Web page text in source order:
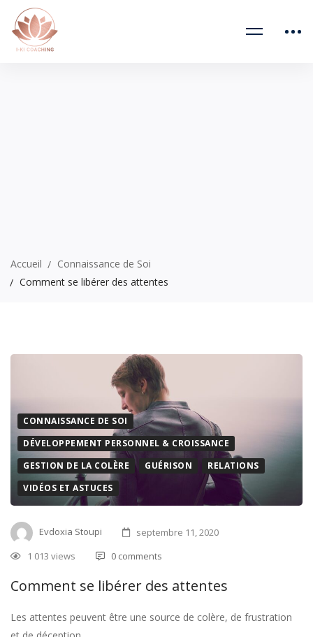
Accueil
Connaissance de Soi
Comment se libérer des attentes
CONNAISSANCE DE SOI
DÉVELOPPEMENT PERSONNEL & CROISSANCE
GESTION DE LA COLÈRE
GUÉRISON
RELATIONS
VIDÉOS ET ASTUCES
Evdoxia Stoupi
septembre 11, 2020
1 013 views
0 comments
Comment se libérer des attentes
Les attentes peuvent être une source de colère, de frustration